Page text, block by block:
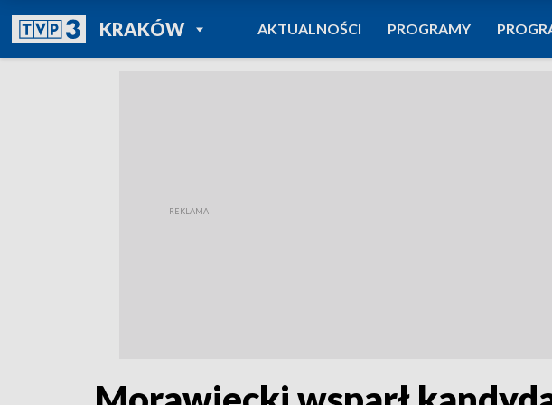
KRAKÓWPOWRÓT DO
TVP REGIONY
AKTUALNOŚCI PROGRAMY